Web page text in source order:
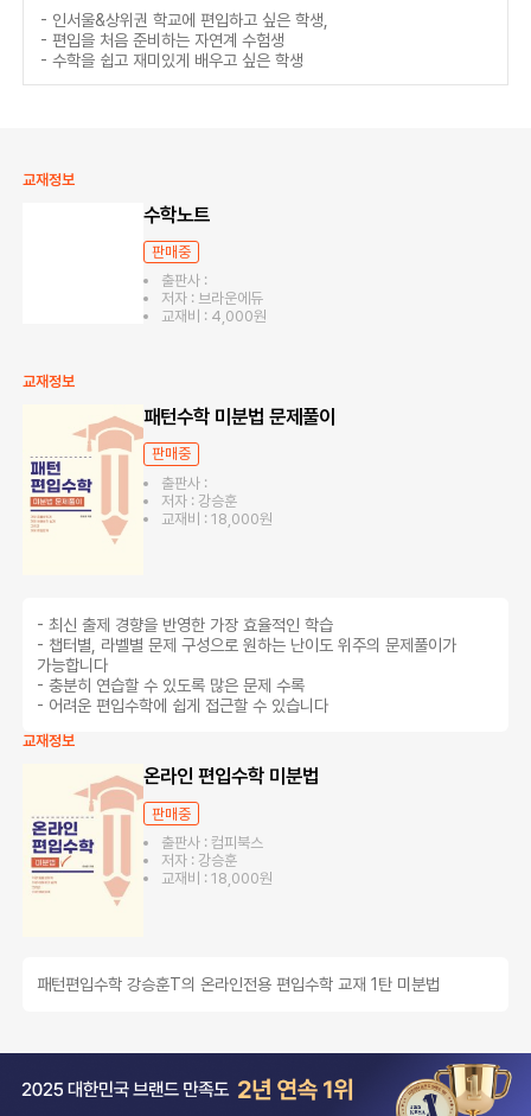
- 인서울&상위권 학교에 편입하고 싶은 학생,
- 편입을 처음 준비하는 자연계 수험생
- 수학을 쉽고 재미있게 배우고 싶은 학생
교재정보
수학노트
판매중
출판사 :
저자 : 브라운에듀
교재비 : 4,000원
교재정보
패턴수학 미분법 문제풀이
판매중
출판사 :
저자 : 강승훈
교재비 : 18,000원
- 최신 출제 경향을 반영한 가장 효율적인 학습
- 챕터별, 라벨별 문제 구성으로 원하는 난이도 위주의 문제풀이가
가능합니다
- 충분히 연습할 수 있도록 많은 문제 수록
- 어려운 편입수학에 쉽게 접근할 수 있습니다
교재정보
온라인 편입수학 미분법
판매중
출판사 : 컴피북스
저자 : 강승훈
교재비 : 18,000원
패턴편입수학 강승훈T의 온라인전용 편입수학 교재 1탄 미분법